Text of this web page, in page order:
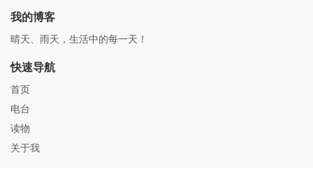
我的博客
晴天、雨天，生活中的每一天！
快速导航
首页
电台
读物
关于我